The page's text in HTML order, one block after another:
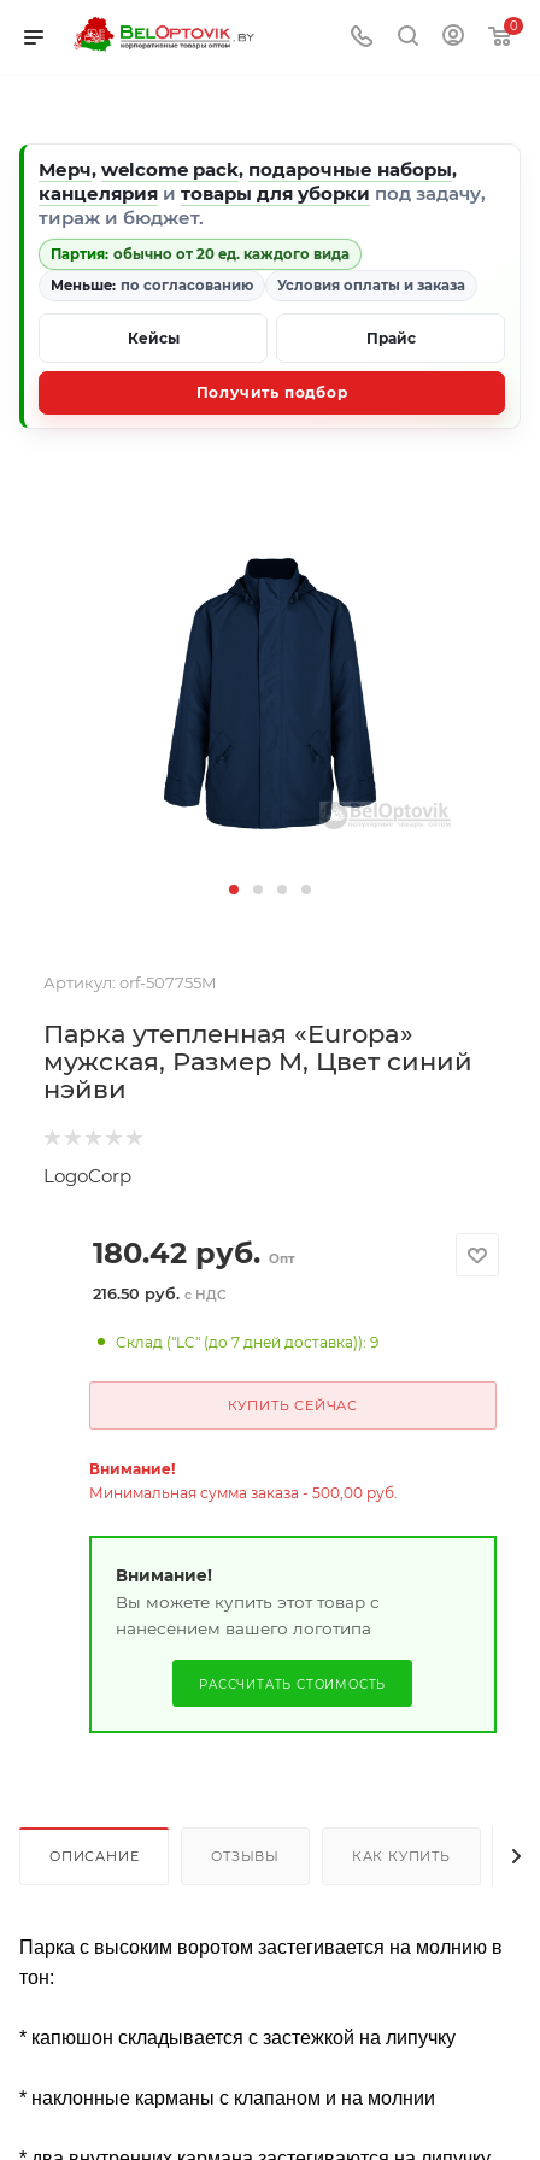
0
Мерч, welcome pack, подарочные наборы,
канцелярия и товары для уборки под задачу,
тираж и бюджет.
Партия: обычно от 20 ед. каждого вида
Меньше: по согласованию Условия оплаты и заказа
Кейсы Прайс
Получить подбор
Артикул: orf-507755M
Парка утепленная «Europa»
мужская, Размер M, Цвет синий
нэйви
LogoCorp
180.42руб. Опт
216.50 руб. с НДС
Склад ("LC" (до 7 дней доставка)): 9
КУПИТЬ СЕЙЧАС
Внимание!
Минимальная сумма заказа - 500,00 руб.
Внимание!
Вы можете купить этот товар с
нанесением вашего логотипа
РАССЧИТАТЬ СТОИМОСТЬ
ОПИСАНИЕ ОТЗЫВЫ КАК КУПИТЬ
Парка с высоким воротом застегивается на молнию в
тон:
* капюшон складывается с застежкой на липучку
* наклонные карманы с клапаном и на молнии